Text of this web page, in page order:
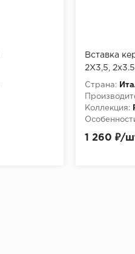
Вставка
2X3,5,
Страна:
Коллекция:
1 260 ₽/